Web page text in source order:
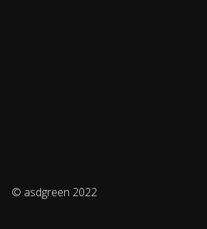
© asdgreen 2022